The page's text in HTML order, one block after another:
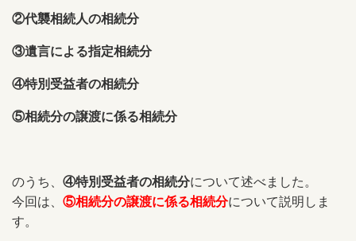
②代襲相続人の相続分
③遺言による指定相続分
④特別受益者の相続分
⑤相続分の譲渡に係る相続分
のうち、 ④特別受益者の相続分について述べました。
今回は、 ⑤相続分の譲渡に係る相続分について説明しま
す。